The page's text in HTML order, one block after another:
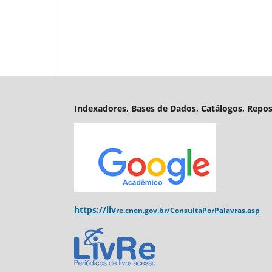
Indexadores, Bases de Dados, Catálogos,
https://livre.cnen.gov.br/ConsultaPorPalavras.asp